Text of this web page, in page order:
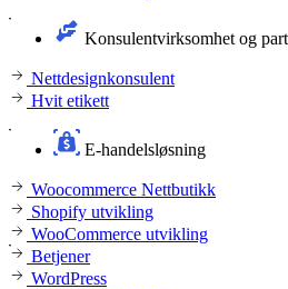
Konsulentvirksomhet og
Nettdesignkonsulent
Hvit etikett
E-handelsløsning
Woocommerce Nettbutikk
Shopify utvikling
WooCommerce utvikling
Betjener
WordPress